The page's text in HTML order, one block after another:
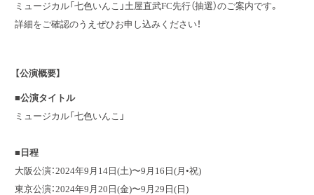
ミュージカル「七色いんこ」土屋直武FC先行（抽選）のご案内です。
詳細をご確認のうえぜひお申し込みください！
【公演概要】
■公演タイトル
ミュージカル「七色いんこ」
■⽇程
大阪公演：2024年9月14日(土)〜9月16日(月•祝)
東京公演：2024年9月20日(金)〜9月29日(日)